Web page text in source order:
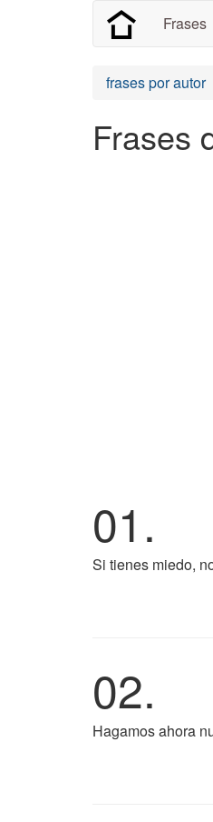
Frases
frases por autor
Frases
01.
Si tienes miedo,
02.
Hagamos ahora